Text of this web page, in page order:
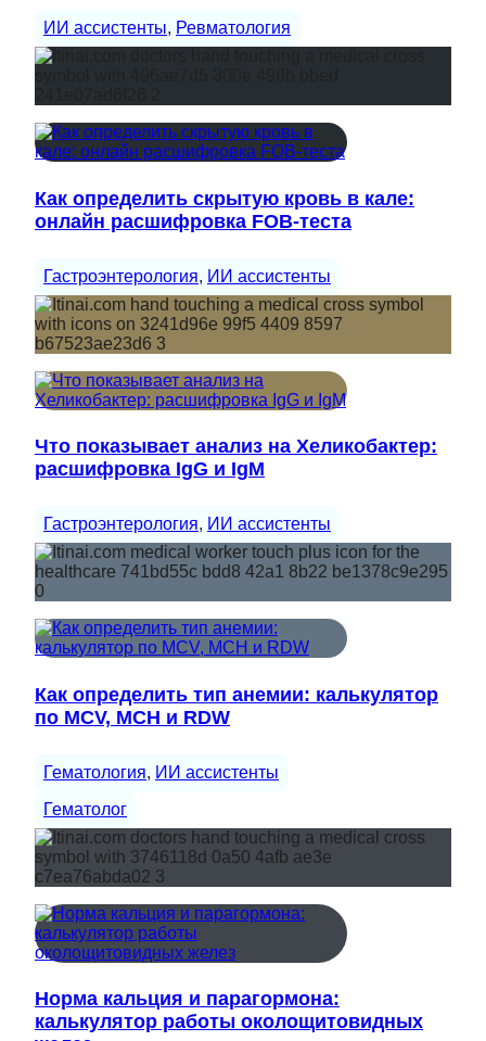
ИИ ассистенты, Ревматология
Как определить скрытую кровь в кале:
онлайн расшифровка FOB-теста
Гастроэнтерология, ИИ ассистенты
Что показывает анализ на Хеликобактер:
расшифровка IgG и IgM
Гастроэнтерология, ИИ ассистенты
Как определить тип анемии: калькулятор
по MCV, MCH и RDW
Гематология, ИИ ассистенты
Гематолог
Норма кальция и парагормона:
калькулятор работы околощитовидных